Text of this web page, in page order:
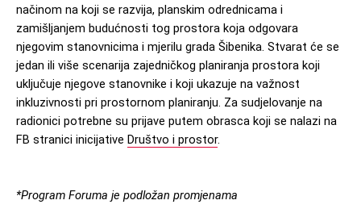
načinom na koji se razvija, planskim odrednicama i
zamišljanjem budućnosti tog prostora koja odgovara
njegovim stanovnicima i mjerilu grada Šibenika. Stvarat će se
jedan ili više scenarija zajedničkog planiranja prostora koji
uključuje njegove stanovnike i koji ukazuje na važnost
inkluzivnosti pri prostornom planiranju. Za sudjelovanje na
radionici potrebne su prijave putem obrasca koji se nalazi na
FB stranici inicijative Društvo i prostor.
*Program Foruma je podložan promjenama